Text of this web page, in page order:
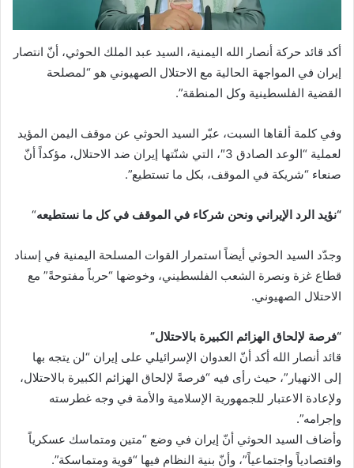
أكد قائد حركة أنصار الله اليمنية، السيد عبد الملك الحوثي، أنّ انتصار
إيران في المواجهة الحالية مع الاحتلال الصهيوني هو “لمصلحة
القضية الفلسطينية وكل المنطقة”.
وفي كلمة ألقاها السبت، عبّر السيد الحوثي عن موقف اليمن المؤيد
لعملية “الوعد الصادق 3″، التي شنّتها إيران ضد الاحتلال، مؤكداً أنّ
صنعاء “شريكة في الموقف، بكل ما تستطيع”.
“نؤيد الرد الإيراني ونحن شركاء في الموقف في كل ما نستطيعه“
وجدّد السيد الحوثي أيضاً استمرار القوات المسلحة اليمنية في إسناد
قطاع غزة ونصرة الشعب الفلسطيني، وخوضها “حرباً مفتوحةً” مع
الاحتلال الصهيوني.
“فرصة لإلحاق الهزائم الكبيرة بالاحتلال”
قائد أنصار الله أكد أنّ العدوان الإسرائيلي على إيران “لن يتجه بها
إلى الانهيار”، حيث رأى فيه “فرصةً لإلحاق الهزائم الكبيرة بالاحتلال،
ولإعادة الاعتبار للجمهورية الإسلامية والأمة في وجه غطرسته
وإجرامه”.
وأضاف السيد الحوثي أنّ إيران في وضع “متين ومتماسك عسكرياً
واقتصادياً واجتماعياً”، وأنّ بنية النظام فيها “قوية ومتماسكة”.